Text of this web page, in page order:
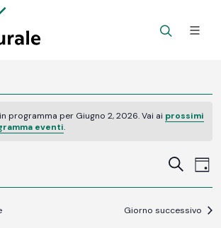
programma per Giugno 2, 2026. Vai ai prossimi
eventi.
Eventi
e
Cerca
Giorno successivo